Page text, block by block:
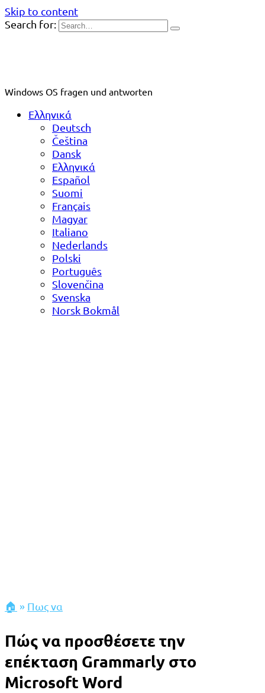
Skip to content
Search for:
Windows OS fragen und antworten
Ελληνικά
Deutsch
Čeština
Dansk
Ελληνικά
Español
Suomi
Français
Magyar
Italiano
Nederlands
Polski
Português
Slovenčina
Svenska
Norsk Bokmål
🏠 » Πως να
Πώς να προσθέσετε την
επέκταση Grammarly στο
Microsoft Word